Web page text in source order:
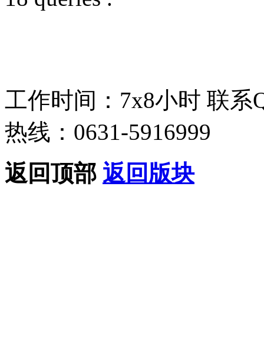
工作时间：7x8小时 联系
热线：0631-5916999
返回顶部 返回版块